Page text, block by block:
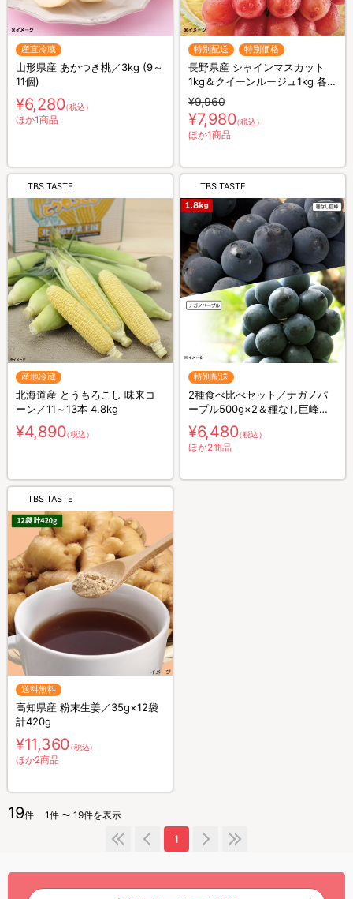
産直冷蔵
山形県産 あかつき桃／3kg (9～
11個)
¥6,280（税込）
ほか1商品
特別配送 特別価格
長野県産 シャインマスカット
1kg＆クイーンルージュ1kg 各2
¥9,960
¥7,980（税込）
ほか1商品
TBS TASTE
産地冷蔵
北海道産 とうもろこし 味来コ
ーン／11～13本 4.8kg
¥4,890（税込）
TBS TASTE
特別配送
2種食べ比べセット／ナガノパ
ープル500g×2＆種なし巨峰
400g×2 計4房 計1.8kg
¥6,480（税込）
ほか2商品
TBS TASTE
送料無料
高知県産 粉末生姜／35g×12袋
計420g
¥11,360（税込）
ほか2商品
19件 1件 〜 19件を表示
1